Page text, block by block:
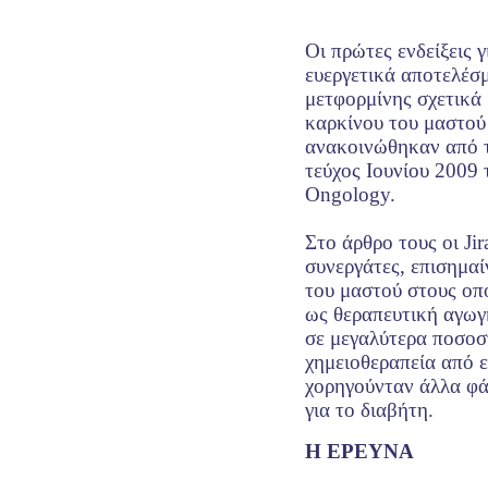
Οι πρώτες ενδείξεις
ευεργετικά
μετφορμίνης
καρκίνου του
ανακοινώθηκαν από
τεύχος Ιουνίου
Ongology.
Στο άρθρο τους οι
συνεργάτες,
του μαστού στους
ως θεραπευτική
σε μεγαλύτερα
χημειοθεραπεία από
χορηγούνταν άλλα
για το διαβήτη.
Η ΕΡΕΥΝΑ